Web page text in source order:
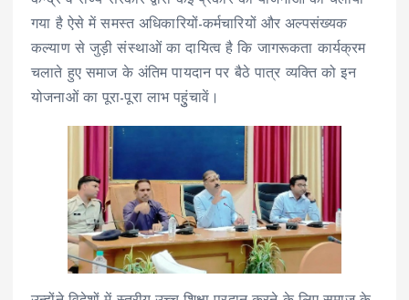
गया है ऐसे में समस्त अधिकारियों-कर्मचारियों और अल्पसंख्यक
कल्याण से जुड़ी संस्थाओं का दायित्व है कि जागरूकता कार्यक्रम
चलाते हुए समाज के अंतिम पायदान पर बैठे पात्र व्यक्ति को इन
योजनाओं का पूरा-पूरा लाभ पहुुंचावें।